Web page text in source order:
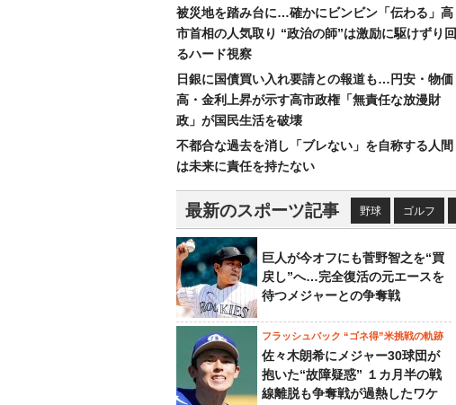
被災地を踏み台に…確かにビンビン「伝わる」高
市首相の人気取り “政治の師”は激励に駆けずり回
るハード視察
日銀に国債買い入れ要請との報道も…円安・物価
高・金利上昇が示す高市政権「無責任な放漫財
政」が国民生活を破壊
不都合な過去を消し「ブレない」を自称する人間
は未来に責任を持たない
最新のスポーツ記事 野球 ゴルフ
巨人が今オフにも菅野智之を“買
戻し”へ…完全復活の元エースを
待つメジャーとの争奪戦
フラッシュバック “ゴネ得”米挑戦の軌跡
佐々木朗希にメジャー30球団が
抱いた“故障疑惑” １カ月半の戦
線離脱も争奪戦が過熱したワケ